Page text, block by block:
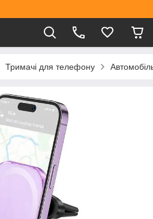
Тримачі для телефону